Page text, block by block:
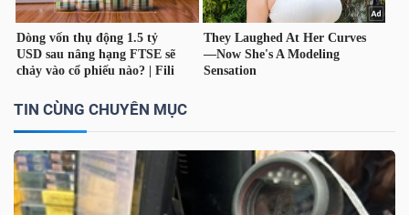
TIN CÙNG CHUYÊN MỤC